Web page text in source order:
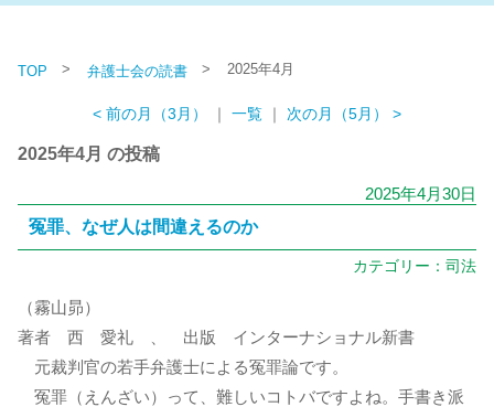
TOP > 弁護士会の読書 > 2025年4月
< 前の月（3月） ｜ 一覧 ｜ 次の月（5月） >
2025年4月 の投稿
2025年4月30日
冤罪、なぜ人は間違えるのか
カテゴリー： 司法
（霧山昴）
著者 西 愛礼 、 出版 インターナショナル新書
元裁判官の若手弁護士による冤罪論です。
冤罪（えんざい）って、難しいコトバですよね。手書き派